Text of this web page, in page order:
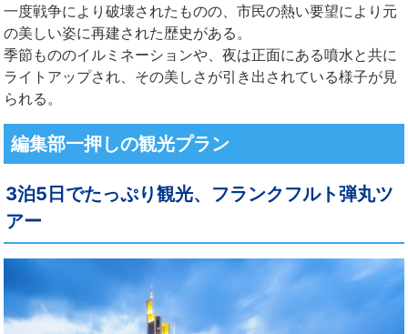
一度戦争により破壊されたものの、市民の熱い要望により元
の美しい姿に再建された歴史がある。
季節もののイルミネーションや、夜は正面にある噴水と共に
ライトアップされ、その美しさが引き出されている様子が見
られる。
編集部一押しの観光プラン
3泊5日でたっぷり観光、フランクフルト弾丸ツ
アー